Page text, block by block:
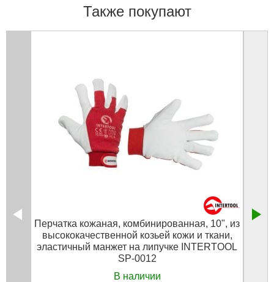
Также покупают
Перчатка кожаная, комбинированная, 10", из
высококачественной козьей кожи и ткани,
эластичный манжет на липучке INTERTOOL
SP-0012
В наличии